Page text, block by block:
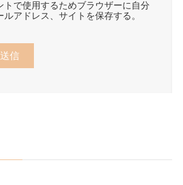
トで使用するためブラウザーに自分
ルアドレス、サイトを保存する。